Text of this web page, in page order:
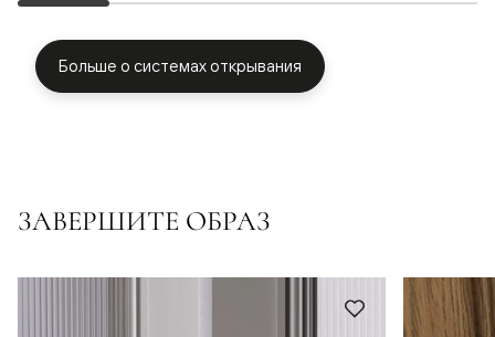
Больше о системах открывания
ЗАВЕРШИТЕ ОБРАЗ